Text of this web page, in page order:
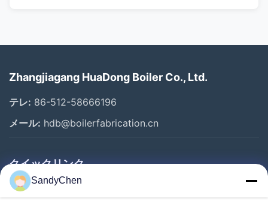
Zhangjiagang HuaDong Boiler Co., Ltd.
テレ: 86-512-58666196
メール: hdb@boilerfabrication.cn
クイックリンク
家
SandyChen